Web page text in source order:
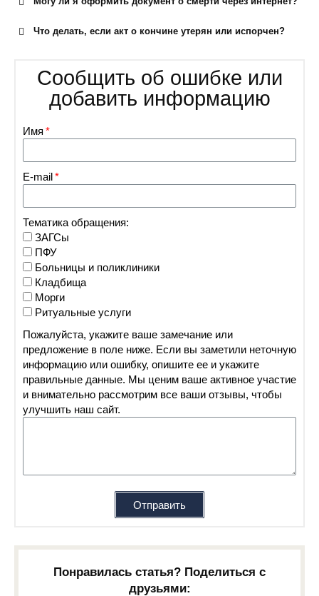
Что делать, если акт о кончине утерян или испорчен?
Сообщить об ошибке или
добавить информацию
Имя
E-mail
Тематика обращения:
ЗАГСы
ПФУ
Больницы и поликлиники
Кладбища
Морги
Ритуальные услуги
Пожалуйста, укажите ваше замечание или
предложение в поле ниже. Если вы заметили неточную
информацию или ошибку, опишите ее и укажите
правильные данные. Мы ценим ваше активное участие
и внимательно рассмотрим все ваши отзывы, чтобы
улучшить наш сайт.
Отправить
Понравилась статья? Поделиться с
друзьями: